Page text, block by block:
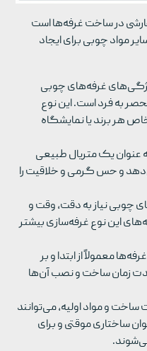
در ساخت غرفه‌ها است
مواد چوبی برای ایجاد
غرفه‌های چوبی
به فرد است. این نوع
هر برند یا نمایشگاه
عنوان یک متریال طبیعی
و حس گرمی و خلاقیت را
چوبی نیاز به دقت، وقت و
این نوع غرفه‌سازی بیشتر
معمولاً از ابتدا و بر
زمان ساخت و نصب آن‌ها
و مواد اولیه، می‌توانند
ساختاری موقتی و برای